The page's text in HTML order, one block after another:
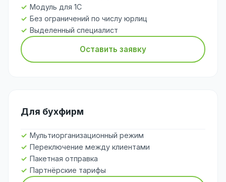
Модуль для 1С
Без ограничений по числу юрлиц
Выделенный специалист
Оставить заявку
Для бухфирм
Мультиорганизационный режим
Переключение между клиентами
Пакетная отправка
Партнёрские тарифы